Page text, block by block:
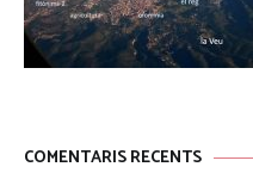
COMENTARIS RECENTS